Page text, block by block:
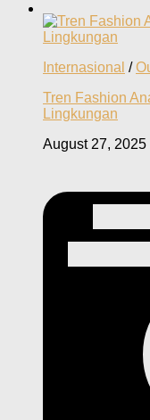
Internasional /
Tren Fashion
Lingkungan
August 27, 2025